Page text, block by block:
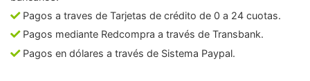
Pagos a traves de Tarjetas de crédito de 0 a 24 cuotas.
Pagos mediante Redcompra a través de Transbank.
Pagos en dólares a través de Sistema Paypal.